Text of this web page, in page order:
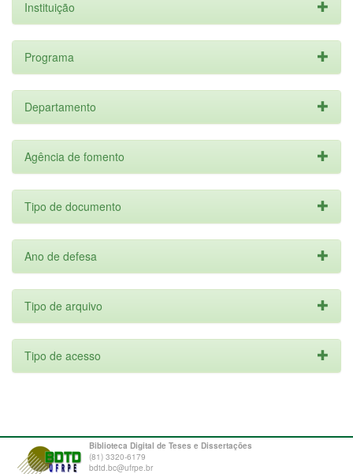
Instituição
Programa
Departamento
Agência de fomento
Tipo de documento
Ano de defesa
Tipo de arquivo
Tipo de acesso
Biblioteca Digital de Teses e Dissertações
(81) 3320-6179
bdtd.bc@ufrpe.br